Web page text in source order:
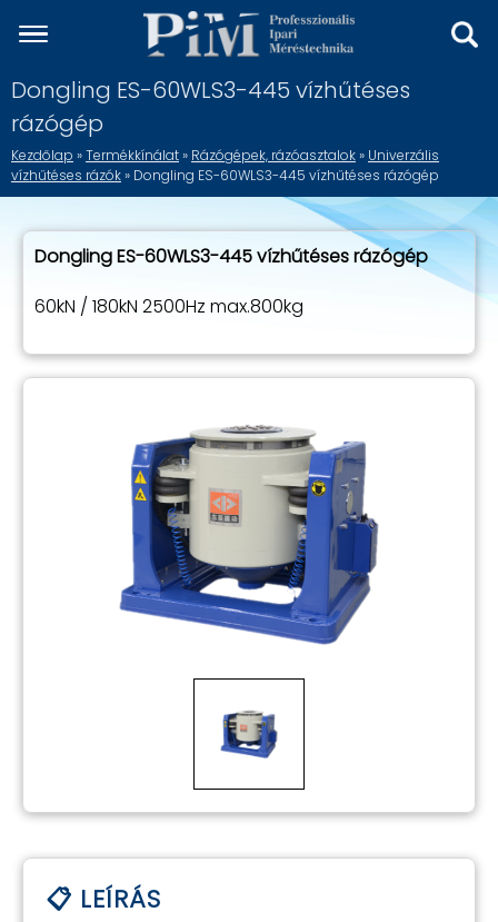
Dongling ES-60WLS3-445 vízhűtéses
rázógép
Kezdőlap »Termékkínálat» Rázógépek, rázóasztalok» Univerzális
vízhűtéses rázók» Dongling ES-60WLS3-445 vízhűtéses rázógép
Dongling ES-60WLS3-445 vízhűtéses rázógép
60kN / 180kN 2500Hz max.800kg